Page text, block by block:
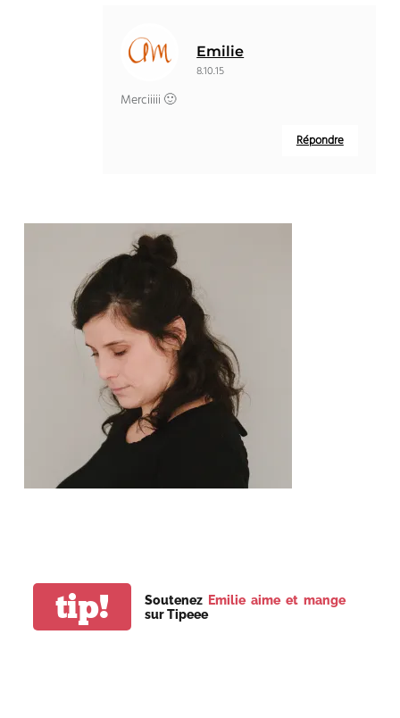
Emilie
8.10.15
Merciiiii 🙂
Répondre
tip! Soutenez Emilie aime et mange
sur Tipeee